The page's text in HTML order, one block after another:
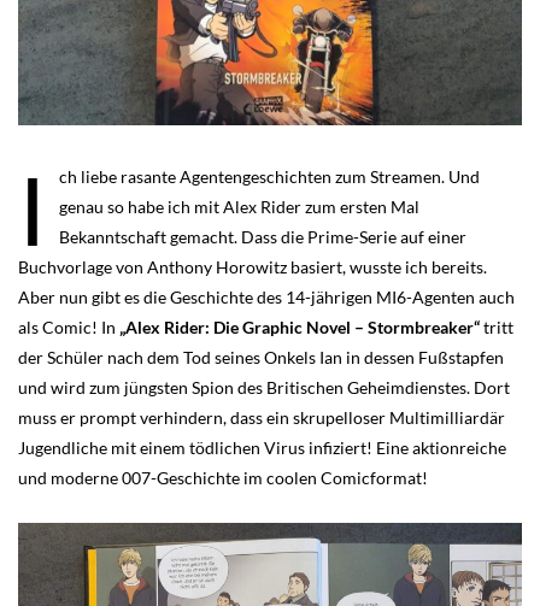
I
ch liebe rasante Agentengeschichten zum Streamen. Und
genau so habe ich mit Alex Rider zum ersten Mal
Bekanntschaft gemacht. Dass die Prime-Serie auf einer
Buchvorlage von Anthony Horowitz basiert, wusste ich bereits.
Aber nun gibt es die Geschichte des 14-jährigen MI6-Agenten auch
als Comic! In „Alex Rider: Die Graphic Novel – Stormbreaker“tritt
der Schüler nach dem Tod seines Onkels Ian in dessen Fußstapfen
und wird zum jüngsten Spion des Britischen Geheimdienstes. Dort
muss er prompt verhindern, dass ein skrupelloser Multimilliardär
Jugendliche mit einem tödlichen Virus infiziert! Eine aktionreiche
und moderne 007-Geschichte im coolen Comicformat!